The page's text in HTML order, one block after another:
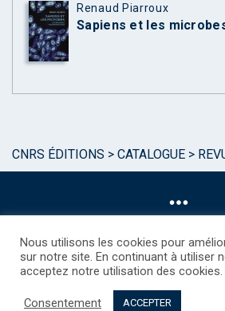
Renaud Piarroux
Sapiens et les
CNRS ÉDITIONS > CATALOGUE >
©CNRS EDITIONS 2025
Droits étrangers / Foreign rights
Nous utilisons les cookies pour
sur notre site. En continuant à utiliser
acceptez notre utilisation des cookies.
Consentement ACCEPTER